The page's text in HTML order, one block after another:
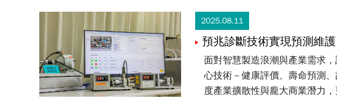
2025.08.11
預兆診斷技術實現預測維護
面對智慧製造浪潮與產業需求
心技術－健康評價、壽命預測
度產業擴散性與龐大商業潛力